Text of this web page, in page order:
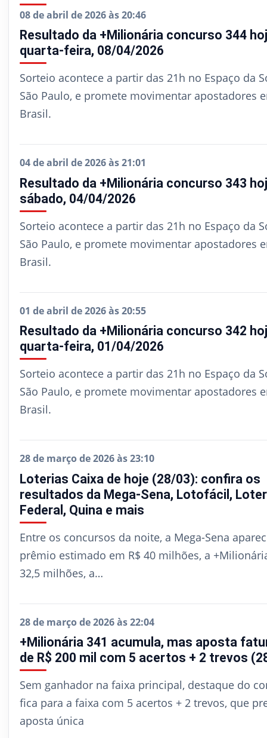
08 de abril de 2026 às 20:46
Resultado da +Milionária concurso 344
quarta-feira, 08/04/2026
Sorteio acontece a partir das 21h no Espaço da
São Paulo, e promete movimentar apostadores
Brasil.
04 de abril de 2026 às 21:01
Resultado da +Milionária concurso 343
sábado, 04/04/2026
Sorteio acontece a partir das 21h no Espaço da
São Paulo, e promete movimentar apostadores
Brasil.
01 de abril de 2026 às 20:55
Resultado da +Milionária concurso 342
quarta-feira, 01/04/2026
Sorteio acontece a partir das 21h no Espaço da
São Paulo, e promete movimentar apostadores
Brasil.
28 de março de 2026 às 23:10
Loterias Caixa de hoje (28/03): confira os
resultados da Mega-Sena, Lotofácil,
Federal, Quina e mais
Entre os concursos da noite, a Mega-Sena
prêmio estimado em R$ 40 milhões, a
32,5 milhões, a…
28 de março de 2026 às 22:04
+Milionária 341 acumula, mas aposta
de R$ 200 mil com 5 acertos + 2 trevos
Sem ganhador na faixa principal, destaque do
fica para a faixa com 5 acertos + 2 trevos, que
aposta única